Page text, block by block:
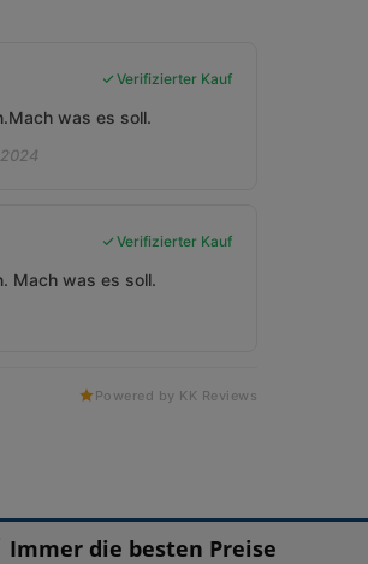
Verifizierter Kauf
was es soll.
Verifizierter Kauf
Mach was es soll.
Powered by KK Reviews
Immer die besten Preise